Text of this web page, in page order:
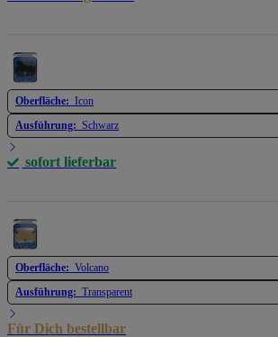
Oberfläche: Icon
Ausführung: Schwarz
sofort lieferbar
Oberfläche: Volcano
Ausführung: Transparent
Für Dich bestellbar